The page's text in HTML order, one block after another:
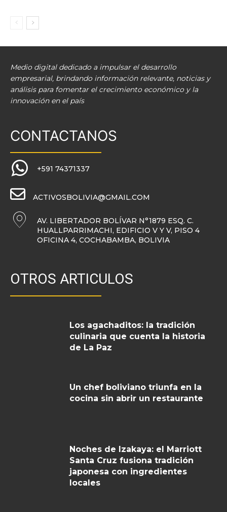
Medio digital dedicado a impulsar el desarrollo
empresarial, brindando información relevante, noticias y
análisis para fomentar el crecimiento económico y la
innovación en el país
CONTACTANOS
+591 74371337
ACTIVOSBOLIVIA@GMAIL.COM
AV. LIBERTADOR BOLÍVAR N°1879 ESQ. C.
HUALLPARRIMACHI, EDIFICIO V Y V, PISO 4
OFICINA 4, COCHABAMBA, BOLIVIA
OTROS ARTICULOS
Los agachaditos: la tradición
culinaria que cuenta la historia
de La Paz
Un chef boliviano triunfa en la
cocina sin abrir un restaurante
Noches de Izakaya: el Marriott
Santa Cruz fusiona tradición
japonesa con ingredientes
locales